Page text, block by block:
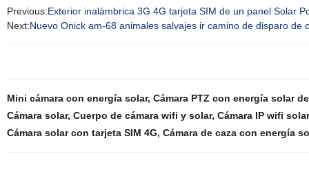
Previous:Exterior inalámbrica 3G 4G tarjeta SIM de un panel Solar
Next:Nuevo Onick am-68 animales salvajes ir camino de disparo de
Mini cámara con energía solar, Cámara PTZ con energía solar
Cámara solar, Cuerpo de cámara wifi y solar, Cámara IP wifi
Cámara solar con tarjeta SIM 4G, Cámara de caza con energía